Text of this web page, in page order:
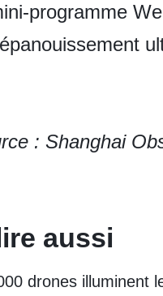
programme
: Shanghai
aussi
drones illuminent